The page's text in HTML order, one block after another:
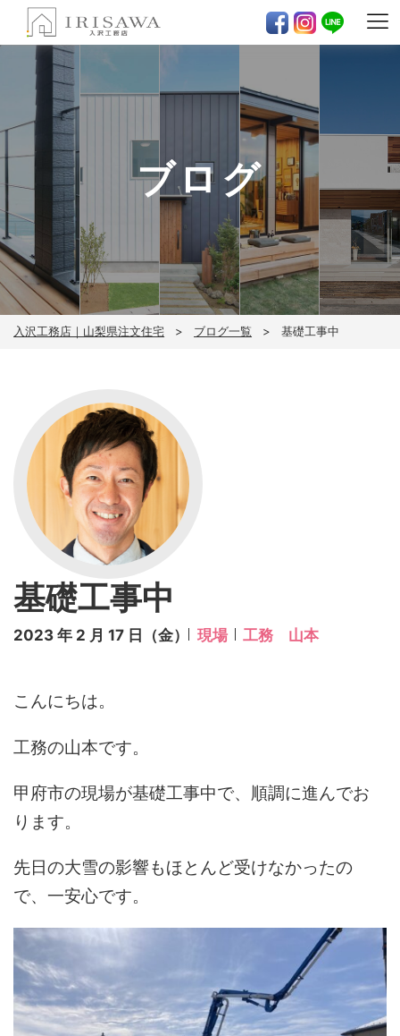
ブログ
入沢工務店｜山梨県注文住宅 ブログ一覧 基礎工事中
基礎工事中
2023 年 2 月 17 日（金） 現場 工務 山本
こんにちは。
工務の山本です。
甲府市の現場が基礎工事中で、順調に進んでお
ります。
先日の大雪の影響もほとんど受けなかったの
で、一安心です。